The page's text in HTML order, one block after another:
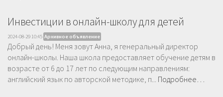
Инвестиции в онлайн-школу для детей
2024-08-29 10:45 Архивное объявление
Добрый день! Меня зовут Анна, я генеральный директор
онлайн-школы. Наша школа предоставляет обучение детям в
возрасте от 6 до 17 лет по следующим направлениям:
английский язык по авторской методике, п... Подробнее…